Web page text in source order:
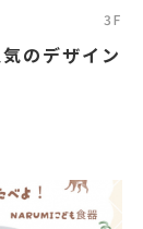
3F
のデザイン